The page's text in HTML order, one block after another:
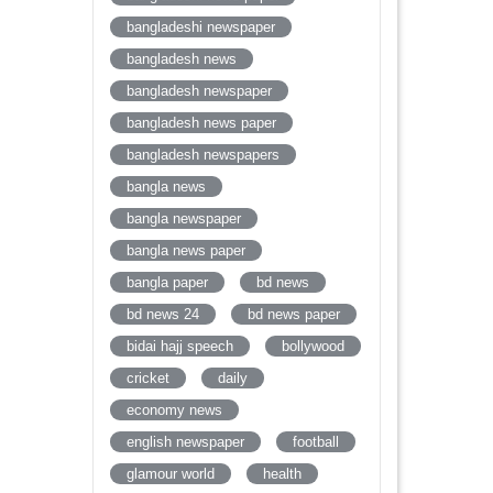
bangladeshi newspaper
bangladesh news
bangladesh newspaper
bangladesh news paper
bangladesh newspapers
bangla news
bangla newspaper
bangla news paper
bangla paper
bd news
bd news 24
bd news paper
bidai hajj speech
bollywood
cricket
daily
economy news
english newspaper
football
glamour world
health